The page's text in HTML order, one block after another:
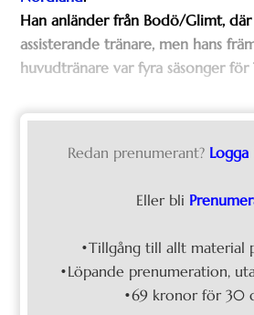
Han anländer från Bodö/Glimt,
assisterande tränare, men hans
huvudtränare var fyra säsonger för
Redan prenumerant? Logga
Eller bli
•Tillgång till allt material
•Löpande prenumeration,
•69 kronor för 30